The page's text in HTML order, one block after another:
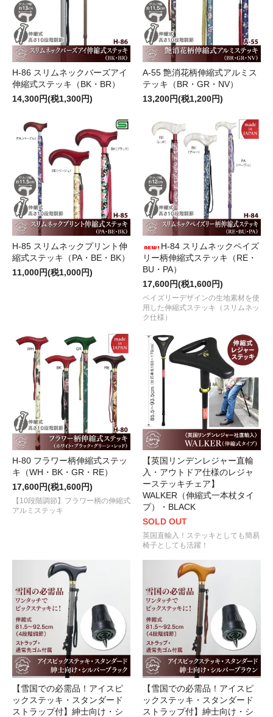
H-86 スリムネックバーズアイ
伸縮式ステッキ（BK・BR）
14,300円(税1,300円)
A-55 艶消花柄伸縮式アルミス
テッキ（BR・GR・NV）
13,200円(税1,200円)
H-85 スリムネックプリント伸
縮式ステッキ（PA・BE・BK）
11,000円(税1,000円)
H-84 スリムネックペイズ
リー柄伸縮式ステッキ（RE・
BU・PA）
17,600円(税1,600円)
ペイズリーデザインの生地素材を使
用した伸縮式ステッキ（スリムネッ
ク仕様）
H-80 フラワー柄伸縮式ステッ
キ（WH・BK・GR・RE）
17,600円(税1,600円)
【10段階調節】フラワー柄の伸縮式
アルミステッキ
【英国リンデンレジャー直輸
入・アウトドア仕様のレジャ
ーステッキチェア】
WALKER（伸縮式一本杖タイ
プ）・BLACK
SOLD OUT
英国直輸入！ステッキとしても簡易
椅子としても活躍！
【雪国での必需品！アイスピ
ックステッキ・スタンダード
ストラップ付】紳士向け・シ
【雪国での必需品！アイスピ
ックステッキ・スタンダード
ストラップ付】紳士向け・シ